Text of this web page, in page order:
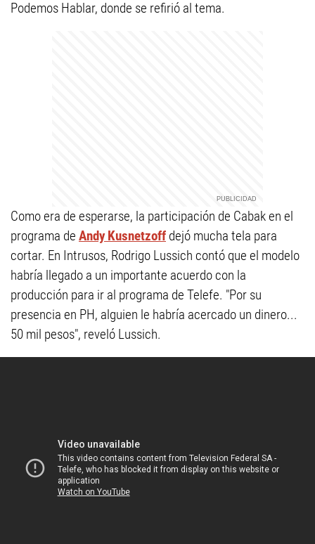
Podemos Hablar, donde se refirió al tema.
Como era de esperarse, la participación de Cabak en el
programa de Andy Kusnetzoff dejó mucha tela para
cortar. En Intrusos, Rodrigo Lussich contó que el modelo
habría llegado a un importante acuerdo con la
producción para ir al programa de Telefe. "Por su
presencia en PH, alguien le habría acercado un dinero...
50 mil pesos", reveló Lussich.